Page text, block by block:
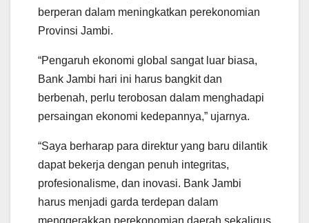
berperan dalam meningkatkan perekonomian
Provinsi Jambi.
“Pengaruh ekonomi global sangat luar biasa,
Bank Jambi hari ini harus bangkit dan
berbenah, perlu terobosan dalam menghadapi
persaingan ekonomi kedepannya,” ujarnya.
“Saya berharap para direktur yang baru dilantik
dapat bekerja dengan penuh integritas,
profesionalisme, dan inovasi. Bank Jambi
harus menjadi garda terdepan dalam
menggerakkan perekonomian daerah sekaligus